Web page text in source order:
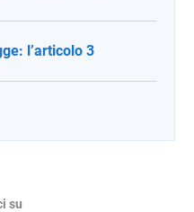
l’articolo 3
su